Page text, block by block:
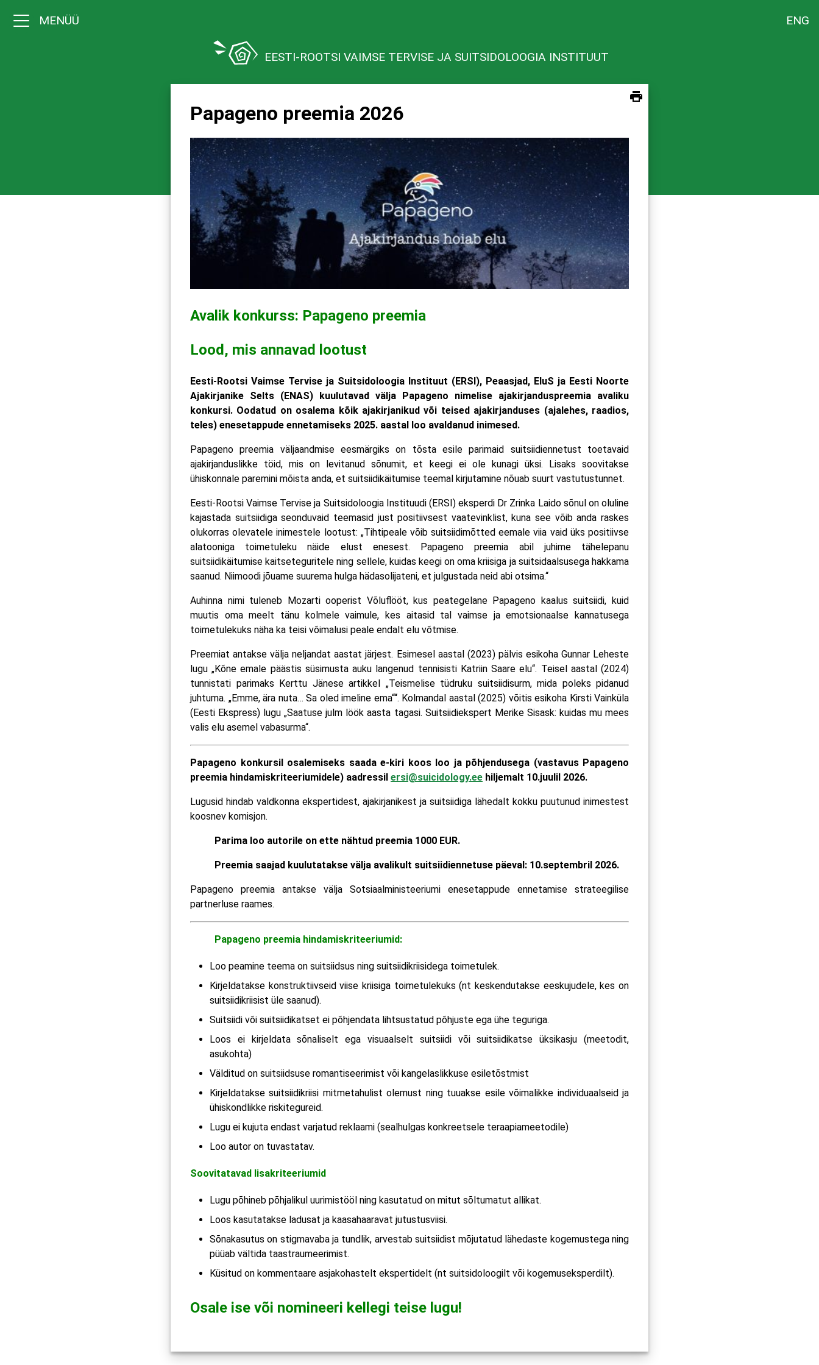
MENÜÜ ENG
EESTI-ROOTSI VAIMSE TERVISE JA SUITSIDOLOOGIA INSTITUUT
Papageno preemia 2026
Avalik konkurss: Papageno preemia
Lood, mis annavad lootust
Eesti‑Rootsi Vaimse Tervise ja Suitsidoloogia Instituut (ERSI), Peaasjad, EluS ja Eesti Noorte
Ajakirjanike Selts (ENAS) kuulutavad välja Papageno nimelise ajakirjanduspreemia avaliku
konkursi. Oodatud on osalema kõik ajakirjanikud või teised ajakirjanduses (ajalehes, raadios,
teles) enesetappude ennetamiseks 2025. aastal loo avaldanud inimesed.
Papageno preemia väljaandmise eesmärgiks on tõsta esile parimaid suitsiidiennetust toetavaid
ajakirjanduslikke töid, mis on levitanud sõnumit, et keegi ei ole kunagi üksi. Lisaks soovitakse
ühiskonnale paremini mõista anda, et suitsiidikäitumise teemal kirjutamine nõuab suurt vastutustunnet.
Eesti‑Rootsi Vaimse Tervise ja Suitsidoloogia Instituudi (ERSI) eksperdi Dr Zrinka Laido sõnul on oluline
kajastada suitsiidiga seonduvaid teemasid just positiivsest vaatevinklist, kuna see võib anda raskes
olukorras olevatele inimestele lootust: „Tihtipeale võib suitsiidimõtted eemale viia vaid üks positiivse
alatooniga toimetuleku näide elust enesest. Papageno preemia abil juhime tähelepanu
suitsiidikäitumise kaitseteguritele ning sellele, kuidas keegi on oma kriisiga ja suitsidaalsusega hakkama
saanud. Niimoodi jõuame suurema hulga hädasolijateni, et julgustada neid abi otsima.“
Auhinna nimi tuleneb Mozarti ooperist Võluflööt, kus peategelane Papageno kaalus suitsiidi, kuid
muutis oma meelt tänu kolmele vaimule, kes aitasid tal vaimse ja emotsionaalse kannatusega
toimetulekuks näha ka teisi võimalusi peale endalt elu võtmise.
Preemiat antakse välja neljandat aastat järjest. Esimesel aastal (2023) pälvis esikoha Gunnar Leheste
lugu „Kõne emale päästis süsimusta auku langenud tennisisti Katriin Saare elu“. Teisel aastal (2024)
tunnistati parimaks Kerttu Jänese artikkel „Teismelise tüdruku suitsiidisurm, mida poleks pidanud
juhtuma. „Emme, ära nuta… Sa oled imeline ema““. Kolmandal aastal (2025) võitis esikoha Kirsti Vainküla
(Eesti Ekspress) lugu „Saatuse julm löök aasta tagasi. Suitsiidiekspert Merike Sisask: kuidas mu mees
valis elu asemel vabasurma“.
Papageno konkursil osalemiseks saada e‑kiri koos loo ja põhjendusega (vastavus Papageno
preemia hindamiskriteeriumidele) aadressil ersi@suicidology.ee hiljemalt 10.juulil 2026.
Lugusid hindab valdkonna ekspertidest, ajakirjanikest ja suitsiidiga lähedalt kokku puutunud inimestest
koosnev komisjon.
Parima loo autorile on ette nähtud preemia 1000 EUR.
Preemia saajad kuulutatakse välja avalikult suitsiidiennetuse päeval: 10.septembril 2026.
Papageno preemia antakse välja Sotsiaalministeeriumi enesetappude ennetamise strateegilise
partnerluse raames.
Papageno preemia hindamiskriteeriumid:
Loo peamine teema on suitsiidsus ning suitsiidikriisidega toimetulek.
Kirjeldatakse konstruktiivseid viise kriisiga toimetulekuks (nt keskendutakse eeskujudele, kes on
suitsiidikriisist üle saanud).
Suitsiidi või suitsiidikatset ei põhjendata lihtsustatud põhjuste ega ühe teguriga.
Loos ei kirjeldata sõnaliselt ega visuaalselt suitsiidi või suitsiidikatse üksikasju (meetodit,
asukohta)
Välditud on suitsiidsuse romantiseerimist või kangelaslikkuse esiletõstmist
Kirjeldatakse suitsiidikriisi mitmetahulist olemust ning tuuakse esile võimalikke individuaalseid ja
ühiskondlikke riskitegureid.
Lugu ei kujuta endast varjatud reklaami (sealhulgas konkreetsele teraapiameetodile)
Loo autor on tuvastatav.
Soovitatavad lisakriteeriumid
Lugu põhineb põhjalikul uurimistööl ning kasutatud on mitut sõltumatut allikat.
Loos kasutatakse ladusat ja kaasahaaravat jutustusviisi.
Sõnakasutus on stigmavaba ja tundlik, arvestab suitsiidist mõjutatud lähedaste kogemustega ning
püüab vältida taastraumeerimist.
Küsitud on kommentaare asjakohastelt ekspertidelt (nt suitsidoloogilt või kogemuseksperdilt).
Osale ise või nomineeri kellegi teise lugu!